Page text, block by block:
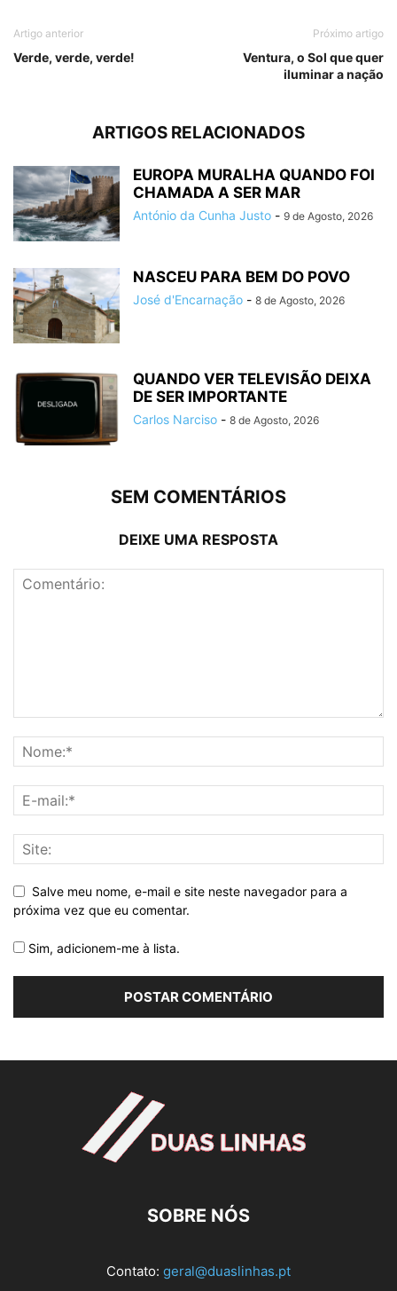
Artigo anterior
Verde, verde, verde!
Próximo artigo
Ventura, o Sol que quer
iluminar a nação
ARTIGOS RELACIONADOS
EUROPA MURALHA QUANDO FOI
CHAMADA A SER MAR
António da Cunha Justo - 9 de Agosto, 2026
NASCEU PARA BEM DO POVO
José d'Encarnação - 8 de Agosto, 2026
QUANDO VER TELEVISÃO DEIXA
DE SER IMPORTANTE
Carlos Narciso - 8 de Agosto, 2026
SEM COMENTÁRIOS
DEIXE UMA RESPOSTA
Salve meu nome, e-mail e site neste navegador para a
próxima vez que eu comentar.
Sim, adicionem-me à lista.
SOBRE NÓS
Contato: geral@duaslinhas.pt